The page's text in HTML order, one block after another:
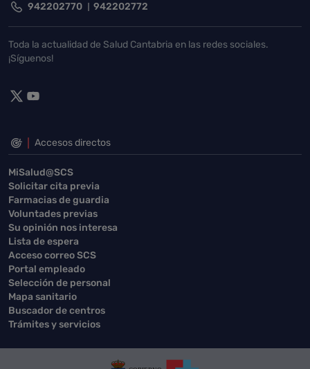
942202770 942202772
Toda la actualidad de Salud Cantabria en las redes sociales.
¡Síguenos!
Accesos directos
MiSalud@SCS
Solicitar cita previa
Farmacias de guardia
Voluntades previas
Su opinión nos interesa
Lista de espera
Acceso correo SCS
Portal empleado
Selección de personal
Mapa sanitario
Buscador de centros
Trámites y servicios